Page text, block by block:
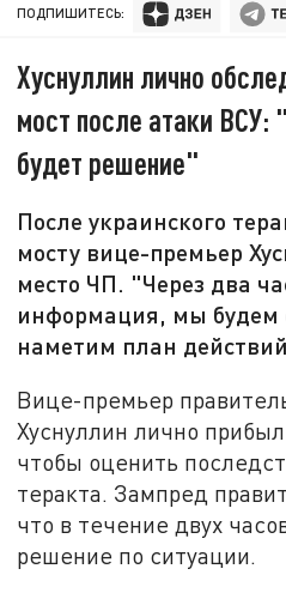
ПОДПИШИТЕСЬ:
Хуснуллин лично
мост после атаки ВСУ:
будет решение"
После украинского
мосту вице-премьер
место ЧП. "Через два
информация, мы будем
наметим план
Вице-премьер
Хуснуллин лично
чтобы оценить
теракта. Зампред
что в течение двух
решение по ситуации.